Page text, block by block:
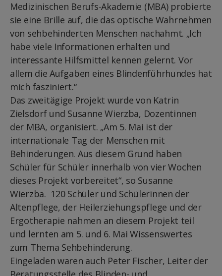
Medizinischen Berufs-Akademie (MBA) probierte
sie eine Brille auf, die das optische Wahrnehmen
von sehbehinderten Menschen nachahmt. „Ich
habe viele Informationen erhalten und
interessante Hilfsmittel kennen gelernt. Vor
allem die Aufgaben eines Blindenführhundes hat
mich fasziniert.“
Das zweitägige Projekt wurde von Katrin
Zielsdorf und Susanne Wierzba, Dozentinnen
der MBA, organisiert. „Am 5. Mai ist der
internationale Tag der Menschen mit
Behinderungen. Aus diesem Grund haben
Schüler für Schüler innerhalb von vier Wochen
dieses Projekt vorbereitet“, so Susanne
Wierzba. 120 Schüler und Schülerinnen der
Altenpflege, der Heilerziehungspflege und der
Ergotherapie nahmen an diesem Projekt teil
und lernten am 5. und 6. Mai Wissenswertes
zum Thema Sehbehinderung.
Eingeladen waren auch Peter Fischer, Leiter der